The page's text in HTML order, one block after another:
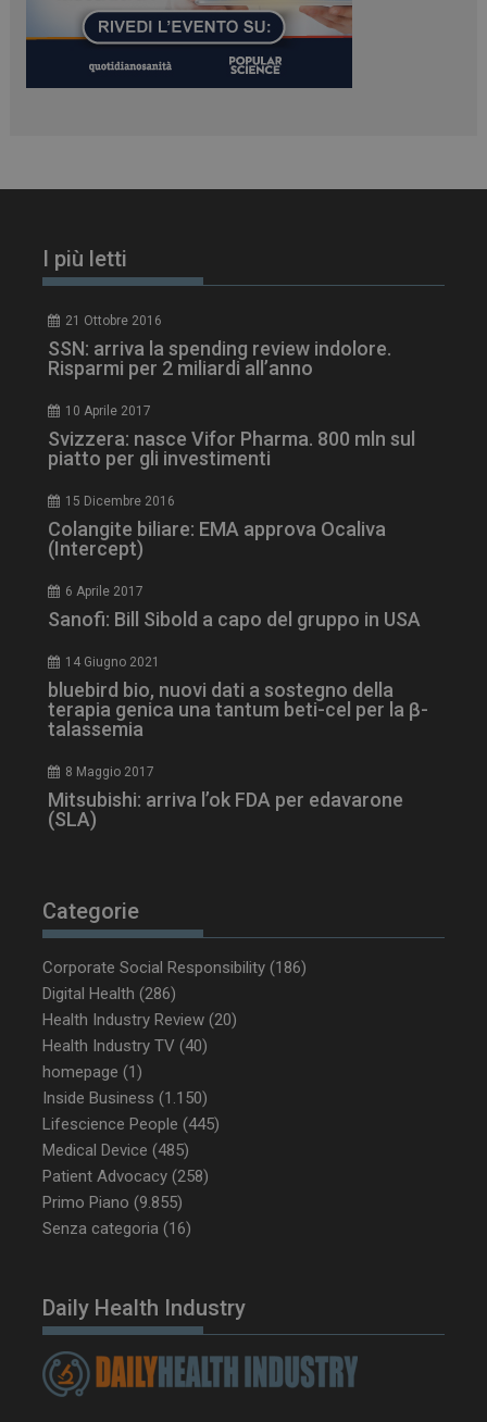
I più letti
21 Ottobre 2016
SSN: arriva la spending review indolore.
Risparmi per 2 miliardi all’anno
10 Aprile 2017
Svizzera: nasce Vifor Pharma. 800 mln sul
piatto per gli investimenti
15 Dicembre 2016
Colangite biliare: EMA approva Ocaliva
(Intercept)
6 Aprile 2017
Sanofi: Bill Sibold a capo del gruppo in USA
14 Giugno 2021
bluebird bio, nuovi dati a sostegno della
terapia genica una tantum beti-cel per la β-
talassemia
8 Maggio 2017
Mitsubishi: arriva l’ok FDA per edavarone
(SLA)
Categorie
Corporate Social Responsibility (186)
Digital Health (286)
Health Industry Review (20)
Health Industry TV (40)
homepage (1)
Inside Business (1.150)
Lifescience People (445)
Medical Device (485)
Patient Advocacy (258)
Primo Piano (9.855)
Senza categoria (16)
Daily Health Industry
tracking-sites-
ironfish-session-id
settimane
ARRAffinity
Microsoft Corporation
Sessione
_ga_Z2VT792F98
tracking-sites-
ironfish-tracking-
enable
www.dailyhealthindustry.it